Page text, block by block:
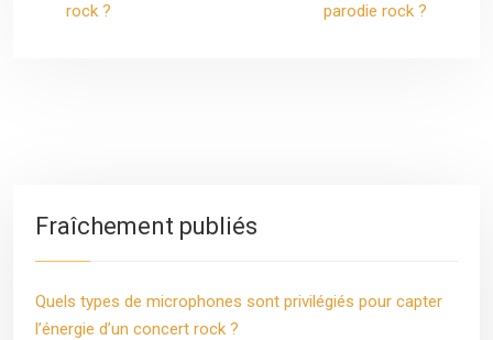
rock ?
parodie rock ?
Fraîchement publiés
Quels types de microphones sont privilégiés pour capter
l’énergie d’un concert rock ?